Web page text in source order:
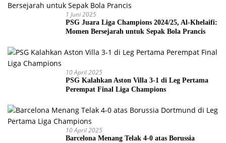
1 Juni 2025
PSG Juara Liga Champions 2024/25, Al-Khelaifi:
Momen Bersejarah untuk Sepak Bola Prancis
10 April 2025
PSG Kalahkan Aston Villa 3-1 di Leg Pertama
Perempat Final Liga Champions
10 April 2025
Barcelona Menang Telak 4-0 atas Borussia